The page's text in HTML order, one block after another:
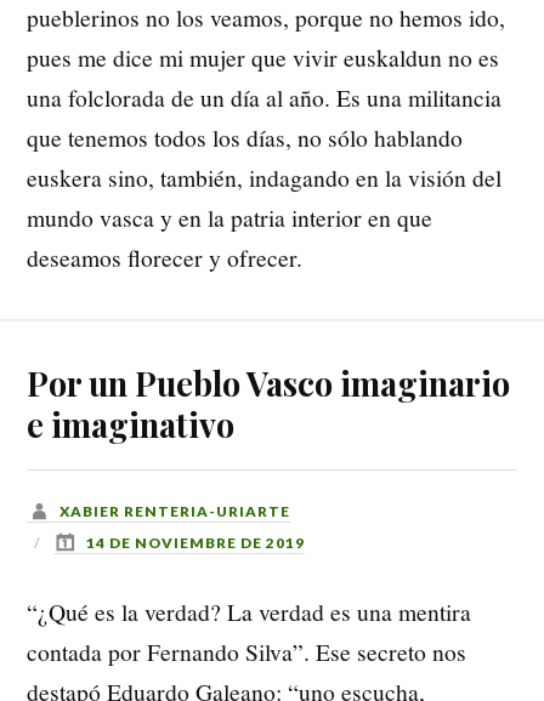
pueblerinos no los veamos, porque no hemos ido,
pues me dice mi mujer que vivir euskaldun no es
una folclorada de un día al año. Es una militancia
que tenemos todos los días, no sólo hablando
euskera sino, también, indagando en la visión del
mundo vasca y en la patria interior en que
deseamos florecer y ofrecer.
Por un Pueblo Vasco imaginario
e imaginativo
XABIER RENTERIA-URIARTE
14 DE NOVIEMBRE DE 2019
“¿Qué es la verdad? La verdad es una mentira
contada por Fernando Silva”. Ese secreto nos
destapó Eduardo Galeano: “uno escucha,